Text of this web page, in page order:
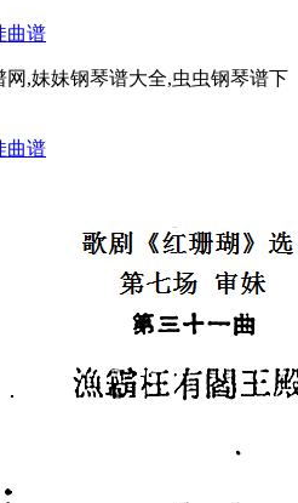
,妹妹钢琴谱大全,虫虫钢琴谱下